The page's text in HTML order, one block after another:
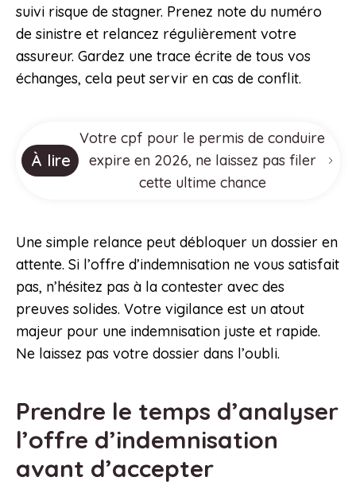
suivi risque de stagner. Prenez note du numéro
de sinistre et relancez régulièrement votre
assureur. Gardez une trace écrite de tous vos
échanges, cela peut servir en cas de conflit.
À lire
Votre cpf pour le permis de conduire
expire en 2026, ne laissez pas filer
cette ultime chance
Une simple relance peut débloquer un dossier en
attente. Si l’offre d’indemnisation ne vous satisfait
pas, n’hésitez pas à la contester avec des
preuves solides. Votre vigilance est un atout
majeur pour une indemnisation juste et rapide.
Ne laissez pas votre dossier dans l’oubli.
Prendre le temps d’analyser
l’offre d’indemnisation
avant d’accepter